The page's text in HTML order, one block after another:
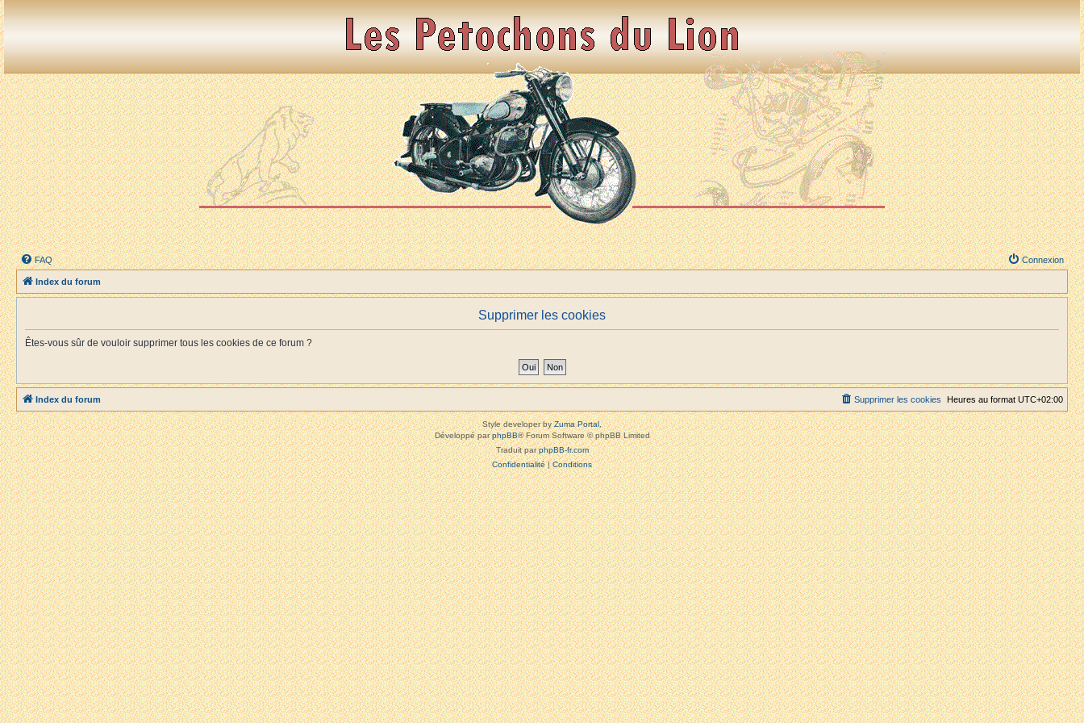
FAQ Connexion
Index du forum
Supprimer les cookies
Êtes-vous sûr de vouloir supprimer tous les cookies de ce forum ?
Index du forum Heures au format UTC+02:00
Supprimer les cookies
Style developer byZuma Portal,
Développé parphpBB® Forum Software © phpBB Limited
Traduit parphpBB-fr.com
Confidentialité|Conditions